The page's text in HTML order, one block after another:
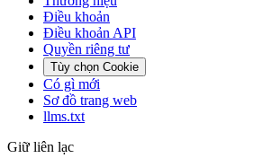
Điều khoản
Điều khoản API
Quyền riêng tư
Tùy chọn Cookie
Có gì mới
Sơ đồ trang web
llms.txt
Giữ liên lạc